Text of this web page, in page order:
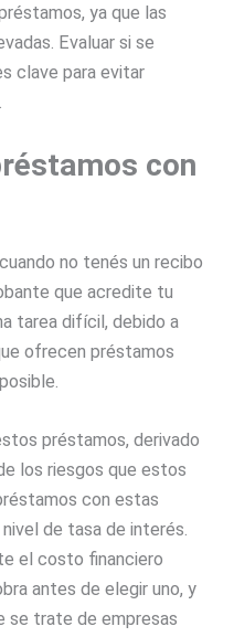
ya que las
Evaluar si se
clave para evitar
con
no tenés un recibo
que acredite tu
tarea difícil, debido a
ofrecen préstamos
préstamos, derivado
los riesgos que estos
con estas
de tasa de interés.
el costo financiero
antes de elegir uno, y
se trate de empresas